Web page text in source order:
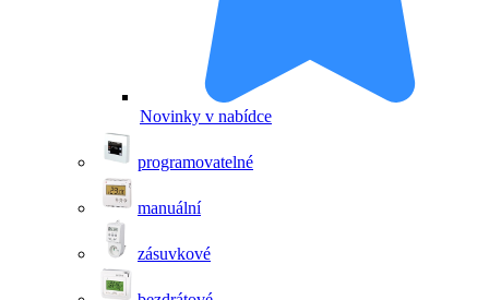
Novinky v nabídce
programovatelné
manuální
zásuvkové